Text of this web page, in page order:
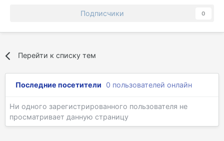
Подписчики 0
Перейти к списку тем
Последние посетители 0 пользователей онлайн
Ни одного зарегистрированного пользователя не
просматривает данную страницу